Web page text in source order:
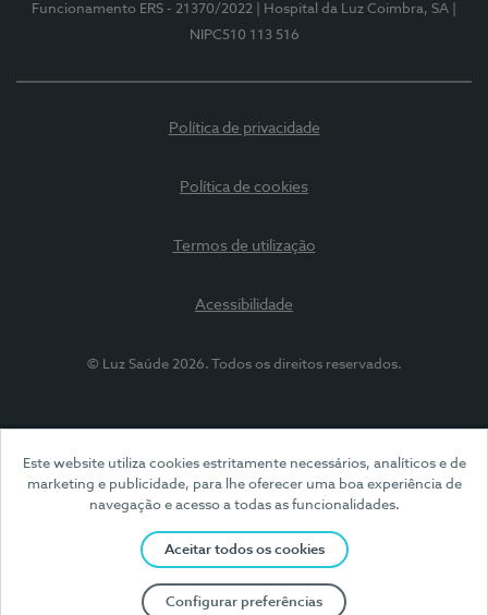
Este website utiliza cookies estritamente necessários, analíticos e de
marketing e publicidade, para lhe oferecer uma boa experiência de
navegação e acesso a todas as funcionalidades.
Aceitar todos os cookies
Configurar preferências
Funcionamento ERS - 21370/2022
| Hospital da Luz Coimbra, SA
NIPC510 113 516
Política de privacidade
Política de cookies
Termos de utilização
Acessibilidade
© Luz Saúde 2026. Todos os direitos reservados.